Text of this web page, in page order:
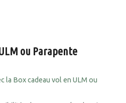
ou Parapente
la Box cadeau vol en ULM ou